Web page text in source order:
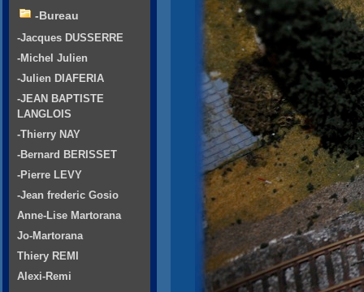
-Bureau
-Jacques DUSSERRE
-Michel Julien
-Julien DIAFERIA
-JEAN BAPTISTE
LANGLOIS
-Thierry NAY
-Bernard BERISSET
-Pierre LEVY
-Jean frederic Gosio
Anne-Lise Martorana
Jo-Martorana
Thiery REMI
Alexi-Remi